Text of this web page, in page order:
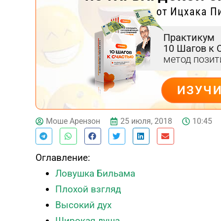
от Ицхака
Практикум
10 Шагов к
метод
ДЕЙСТВУЙ
Моше Арензон 25 июля, 2018 10:45
Оглавление:
Ловушка Бильама
Плохой взгляд
Высокий дух
Тест эмоционального
выгорания
Онлайн диагностика синдрома